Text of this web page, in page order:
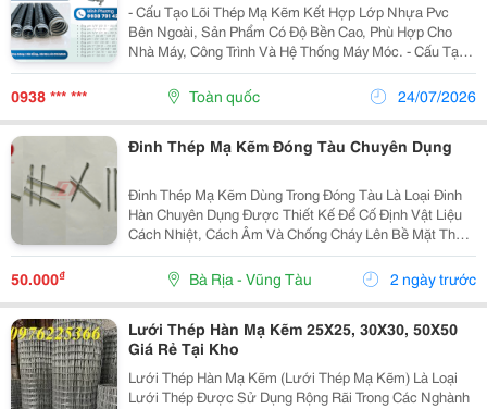
- Cấu Tạo Lõi Thép Mạ Kẽm Kết Hợp Lớp Nhựa Pvc
Bên Ngoài, Sản Phẩm Có Độ Bền Cao, Phù Hợp Cho
Nhà Máy, Công Trình Và Hệ Thống Máy Móc. - Cấu Tạo
+ Lõi Thép Mạ Kẽm Xoắn Linh Hoạt. + Lớp Bọc Nhựa
Pvc Chống Mài Mòn, Chống Ẩm. + Dễ Uốn Cong Và...
0938 *** *** Toàn quốc 24/07/2026
Đinh Thép Mạ Kẽm Đóng Tàu Chuyên Dụng
Đinh Thép Mạ Kẽm Dùng Trong Đóng Tàu Là Loại Đinh
Hàn Chuyên Dụng Được Thiết Kế Để Cố Định Vật Liệu
Cách Nhiệt, Cách Âm Và Chống Cháy Lên Bề Mặt Thép
Của Thân Tàu, Vách Ngăn, Trần, Boong Và Hệ Thống
Đường Ống. Khác Với Đinh Thông Thường, Loại Đinh...
50.000₫ Bà Rịa - Vũng Tàu 2 ngày trước
Lưới Thép Hàn Mạ Kẽm 25X25, 30X30, 50X50
Giá Rẻ Tại Kho
Lưới Thép Hàn Mạ Kẽm (Lưới Thép Mạ Kẽm) Là Loại
Lưới Thép Được Sử Dụng Rộng Rãi Trong Các Nghành